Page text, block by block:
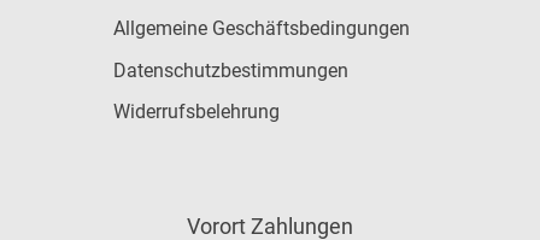
Allgemeine Geschäftsbedingungen
Datenschutzbestimmungen
Widerrufsbelehrung
Vorort Zahlungen